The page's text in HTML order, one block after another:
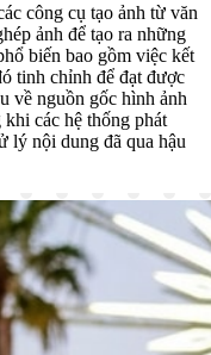
công cụ tạo ảnh từ văn
ảnh để tạo ra những
biến bao gồm việc kết
tinh chỉnh để đạt được
về nguồn gốc hình ảnh
các hệ thống phát
lý nội dung đã qua hậu